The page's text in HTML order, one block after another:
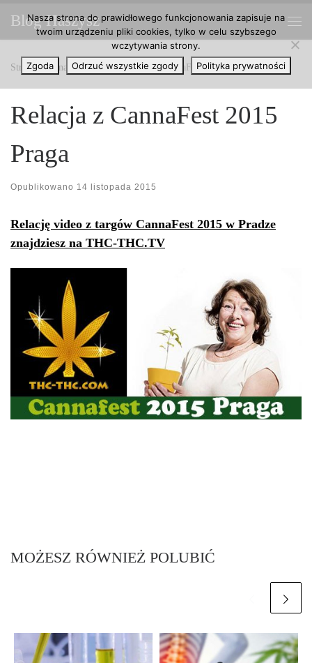
Przejdź do treści
Blog Haszysz
Strona główna »Artykuły » Relacja z CannaFest 2015 Praga
Relacja z CannaFest 2015
Praga
Opublikowano 14 listopada 2015
Relację video z targów CannaFest 2015 w Pradze
znajdziesz na THC-THC.TV
MOŻESZ RÓWNIEŻ POLUBIĆ
Nasza strona do prawidłowego funkcjonowania zapisuje na
twoim urządzeniu pliki cookies, tylko w celu szybszego
wczytywania strony.
Zgoda
Odrzuć wszystkie zgody Polityka prywatności